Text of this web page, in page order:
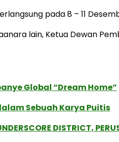
pada 8 – 11
lain, Ketua Dewan
Global “Dream Home”
Sebuah Karya Puitis
DISTRICT,